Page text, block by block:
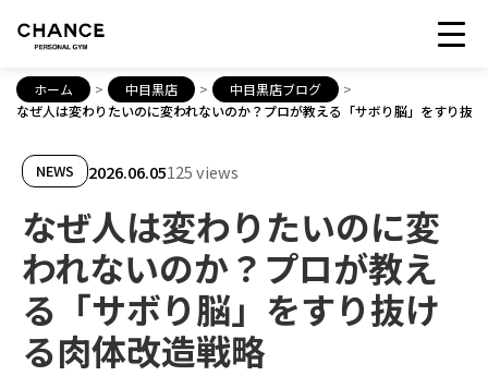
ホーム > 中目黒店 > 中目黒店ブログ
>
なぜ人は変わりたいのに変われないのか？プロが教える「サボり脳」をすり抜
NEWS 2026.06.05125 views
なぜ人は変わりたいのに変
われないのか？プロが教え
る「サボり脳」をすり抜け
る肉体改造戦略